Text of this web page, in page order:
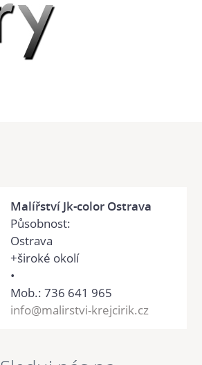
Malířství Jk-color Ostrava
Působnost:
Ostrava
+široké okolí
•
Mob.: 736 641 965
info@malirstvi-krejcirik.cz